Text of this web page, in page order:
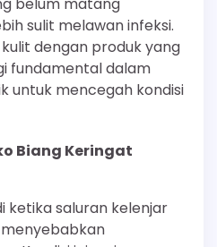
belum matang
sulit melawan infeksi.
dengan produk yang
fundamental dalam
untuk mencegah kondisi
Biang Keringat
ketika saluran kelenjar